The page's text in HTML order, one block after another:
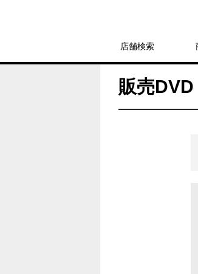
店舗検索
販売